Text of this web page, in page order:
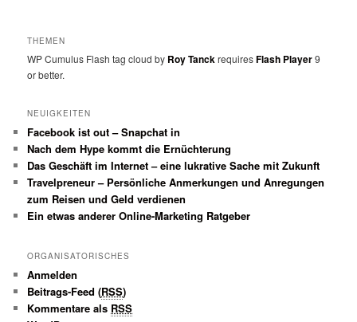
THEMEN
WP Cumulus Flash tag cloud by Roy TanckrequiresFlash Player9
or better.
NEUIGKEITEN
Facebook ist out – Snapchat in
Nach dem Hype kommt die Ernüchterung
Das Geschäft im Internet – eine lukrative Sache mit Zukunft
Travelpreneur – Persönliche Anmerkungen und Anregungen
zum Reisen und Geld verdienen
Ein etwas anderer Online-Marketing Ratgeber
ORGANISATORISCHES
Anmelden
Beitrags-Feed (RSS)
Kommentare als RSS